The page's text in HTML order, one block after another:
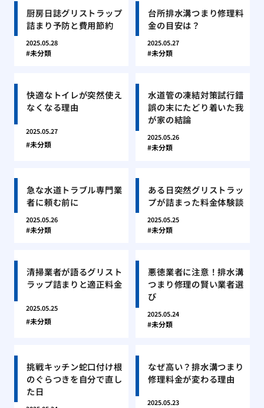
厨房日誌グリストラップ
詰まり予防と費用節約
2025.05.28
未分類
台所排水溝つまり修理料
金の目安は？
2025.05.27
未分類
快適なトイレが突然使え
なくなる理由
2025.05.27
未分類
水道管の凍結対策試行錯
誤の末にたどり着いた我
が家の結論
2025.05.26
未分類
急な水道トラブル専門業
者に頼む前に
2025.05.26
未分類
ある日突然グリストラッ
プが詰まった料金体験談
2025.05.25
未分類
清掃業者が語るグリスト
ラップ詰まりと適正料金
2025.05.25
未分類
悪徳業者に注意！排水溝
つまり修理の賢い業者選
び
2025.05.24
未分類
挑戦キッチン蛇口付け根
のぐらつきを自分で直し
た日
なぜ高い？排水溝つまり
修理料金が変わる理由
2025.05.23